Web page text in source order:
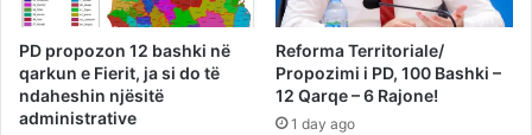
PD propozon 12 bashki në
qarkun e Fierit, ja si do të
ndaheshin njësitë
administrative
Reforma Territoriale/
Propozimi i PD, 100 Bashki –
12 Qarqe – 6 Rajone!
1 day ago